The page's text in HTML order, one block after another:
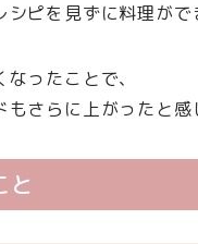
ピを見ずに料理がで
ったことで、
さらに上がったと感
と